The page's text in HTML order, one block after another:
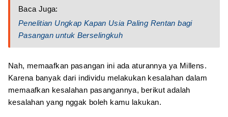
Baca Juga:
Penelitian Ungkap Kapan Usia Paling Rentan bagi
Pasangan untuk Berselingkuh
Nah, memaafkan pasangan ini ada aturannya ya Millens.
Karena banyak dari individu melakukan kesalahan dalam
memaafkan kesalahan pasangannya, berikut adalah
kesalahan yang nggak boleh kamu lakukan.